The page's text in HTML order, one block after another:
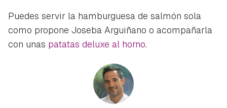
Puedes servir la hamburguesa de salmón sola
como propone Joseba Arguiñano o acompañarla
con unas patatas deluxe al horno.